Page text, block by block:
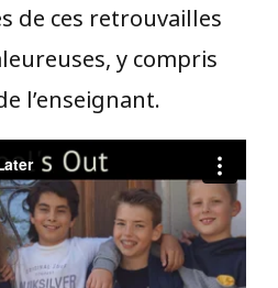
de ces retrouvailles
y compris
l’enseignant.